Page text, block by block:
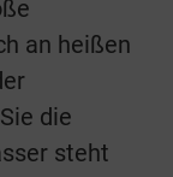
an heißen
die
steht